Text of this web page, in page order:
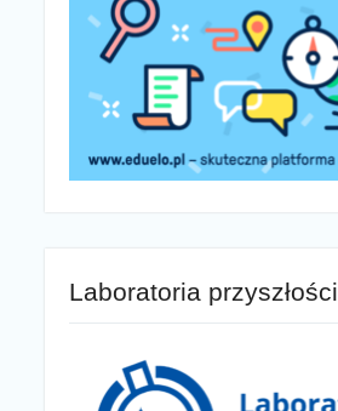
Laboratoria przyszłości